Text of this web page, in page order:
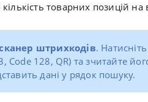
товарних позицій
штрихкодів.
128, QR) та зчитайте
дані у рядок пошуку.